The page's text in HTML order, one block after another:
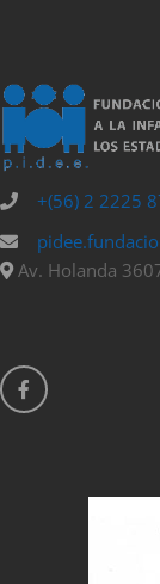
+(56) 2 2225
Av. Holanda